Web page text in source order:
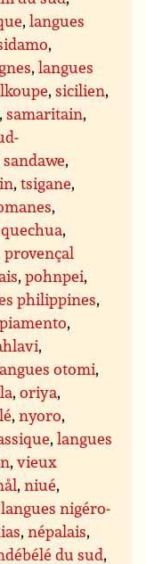
,langues
,
,langues
,sicilien,
,samaritain,
sandawe,
,tsigane,
,
quechua,
provençal
,pohnpei,
philippines,
,
,
otomi,
,oriya,
,nyoro,
,langues
,vieux
,niué,
langues nigéro-
,népalais,
du sud,